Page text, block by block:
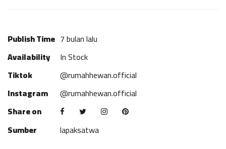
Publish Time 7 bulan lalu
Availability
In Stock
Tiktok
@rumahhewan.official
Instagram
@rumahhewan.official
Share on
Sumber
lapaksatwa